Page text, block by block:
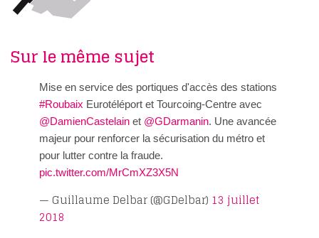
Sur le même sujet
Mise en service des portiques d'accès des stations
#Roubaix Eurotéléport et Tourcoing-Centre avec
@DamienCastelain et @GDarmanin. Une avancée
majeur pour renforcer la sécurisation du métro et
pour lutter contre la fraude.
pic.twitter.com/MrCmXZ3X5N
— Guillaume Delbar (@GDelbar) 13 juillet
2018